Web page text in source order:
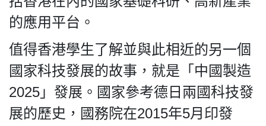
的應用平台。
值得香港學生了解並與此相近的另一個
國家科技發展的故事，就是「中國製造
2025」發展。國家參考德日兩國科技發
展的歷史，國務院在2015年5月印發